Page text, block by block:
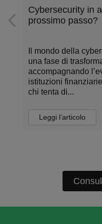
Cybersecurity in
prossimo passo?
Il mondo della
una fase di
accompagnando
istituzioni
chi tenta di...
Leggi l’articolo